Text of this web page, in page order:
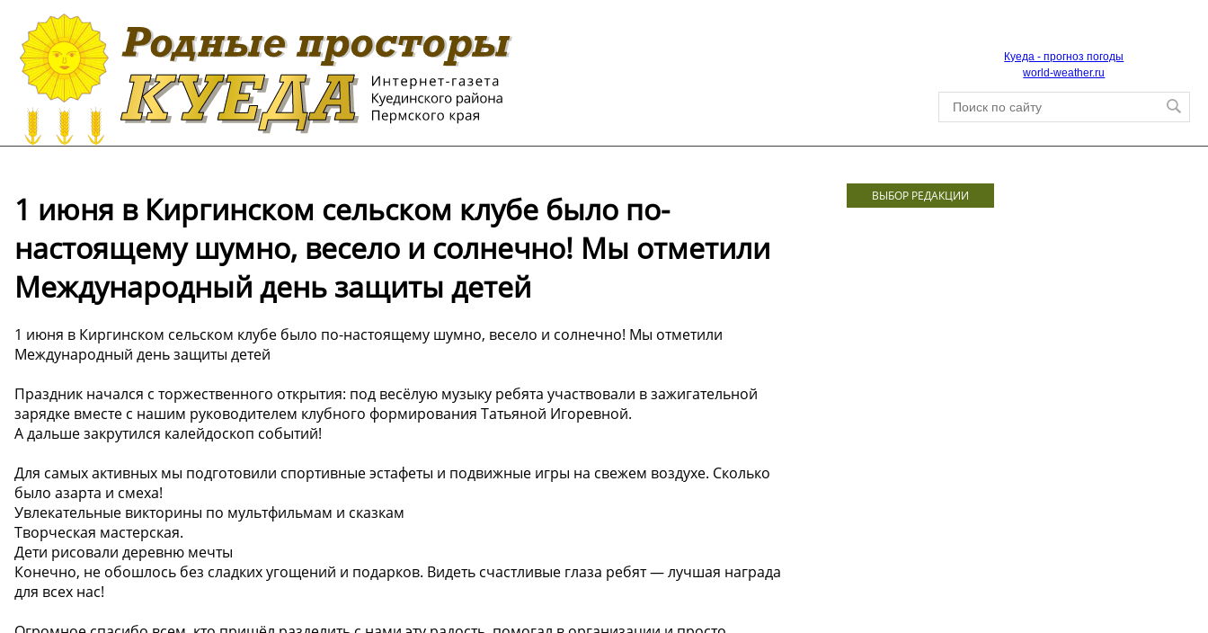
Куеда - прогноз погоды
world-weather.ru
1 июня в Киргинском сельском клубе было по-
настоящему шумно, весело и солнечно! Мы отметили
Международный день защиты детей
1 июня в Киргинском сельском клубе было по-настоящему шумно, весело и солнечно! Мы отметили
Международный день защиты детей
Праздник начался с торжественного открытия: под весёлую музыку ребята участвовали в зажигательной
зарядке вместе с нашим руководителем клубного формирования Татьяной Игоревной.
А дальше закрутился калейдоскоп событий!
Для самых активных мы подготовили спортивные эстафеты и подвижные игры на свежем воздухе. Сколько
было азарта и смеха!
Увлекательные викторины по мультфильмам и сказкам
Творческая мастерская.
Дети рисовали деревню мечты
Конечно, не обошлось без сладких угощений и подарков. Видеть счастливые глаза ребят — лучшая награда
для всех нас!
ВЫБОР РЕДАКЦИИ